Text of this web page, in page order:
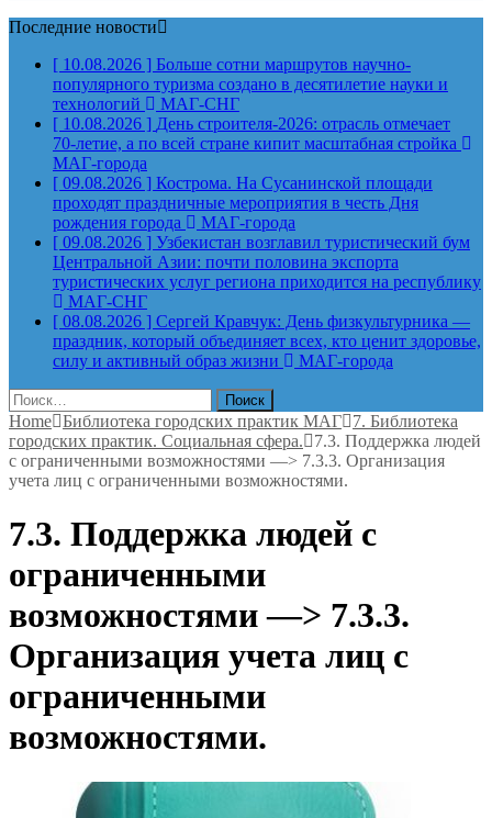
Последние новости
[ 10.08.2026 ] Больше сотни маршрутов научно-
популярного туризма создано в десятилетие науки и
технологий
МАГ-СНГ
[ 10.08.2026 ] День строителя‑2026: отрасль отмечает
70‑летие, а по всей стране кипит масштабная стройка
МАГ-города
[ 09.08.2026 ] Кострома. На Сусанинской площади
проходят праздничные мероприятия в честь Дня
рождения города
МАГ-города
[ 09.08.2026 ] Узбекистан возглавил туристический бум
Центральной Азии: почти половина экспорта
туристических услуг региона приходится на республику
МАГ-СНГ
[ 08.08.2026 ] Сергей Кравчук: День физкультурника —
праздник, который объединяет всех, кто ценит здоровье,
силу и активный образ жизни
МАГ-города
Найти:
Home Библиотека городских практик МАГ
7. Библиотека
городских практик. Социальная сфера.
7.3. Поддержка людей
с ограниченными возможностями —> 7.3.3. Организация
учета лиц с ограниченными возможностями.
7.3. Поддержка людей с
ограниченными
возможностями —> 7.3.3.
Организация учета лиц с
ограниченными
возможностями.